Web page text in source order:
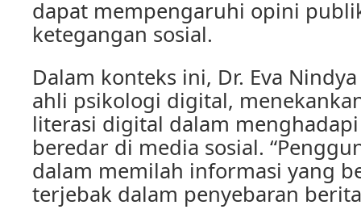
dapat mempengaruhi opini
ketegangan sosial.
Dalam konteks ini, Dr. Eva
ahli psikologi digital,
literasi digital dalam
beredar di media sosial.
dalam memilah informasi yang
terjebak dalam penyebaran